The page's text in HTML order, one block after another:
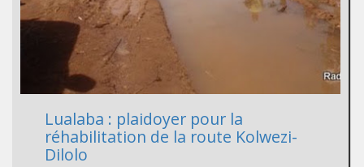
Lualaba : plaidoyer pour la
réhabilitation de la route Kolwezi-
Dilolo